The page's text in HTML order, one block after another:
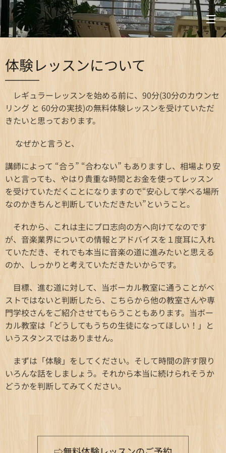
体験レッスンについて
レギュラーレッスンを始める前に、90分(30分のカウンセ
リング と 60分の実技)の無料体験レッスンを受けていただ
きたいと思っております。
なぜかと言うと、
講師によって “合う” “合わない” もありますし、相場より安
いと言っても、やはり貴重な時間とお金を使ってレッスン
を受けていただくことになりますので“安心して学べる場所
なのかきちんと判断していただきたい”ということ。
それから、これは主にプロ志向の方へ向けてなのです
が、音楽業界についての情報とアドバイスを１度耳に入れ
ていただき、それでも本当に音楽の道に進みたいと思える
のか、しっかりと考えていただきたいからです。
目標、進む道に対して、当ボーカル教室に通うことがベ
ストではないと判断したら、こちらから他の教室さんや専
門学校さんをご紹介させてもらうこともあります。当ボー
カル教室は「どうしてもうちの生徒になってほしい！」と
いうスタンスではありません。
まずは「体験」をしてください。そして時間の許す限り
いろんな話をしましょう。それから本当に続けられそうか
どうかを判断してみてください。